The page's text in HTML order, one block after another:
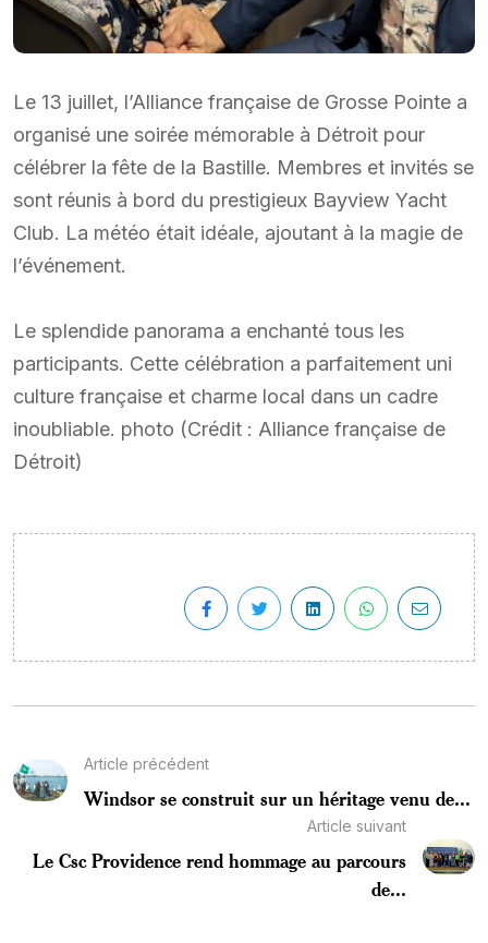
Le 13 juillet, l’Alliance française de Grosse Pointe a
organisé une soirée mémorable à Détroit pour
célébrer la fête de la Bastille. Membres et invités se
sont réunis à bord du prestigieux Bayview Yacht
Club. La météo était idéale, ajoutant à la magie de
l’événement.
Le splendide panorama a enchanté tous les
participants. Cette célébration a parfaitement uni
culture française et charme local dans un cadre
inoubliable. photo (Crédit : Alliance française de
Détroit)
Article précédent
Windsor se construit sur un héritage venu de...
Article suivant
Le Csc Providence rend hommage au parcours
de...